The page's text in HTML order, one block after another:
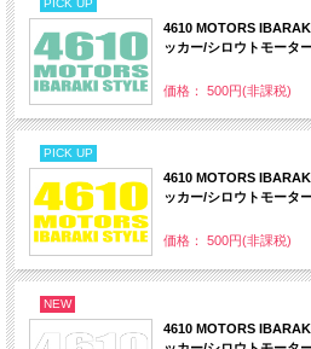
PICK UP
4610 MOTORS
ッカー/シロウトモータ
価格： 500円(非課税)
PICK UP
4610 MOTORS
ッカー/シロウトモータ
価格： 500円(非課税)
NEW
4610 MOTORS